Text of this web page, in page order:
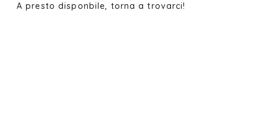
A presto disponbile, torna a trovarci!